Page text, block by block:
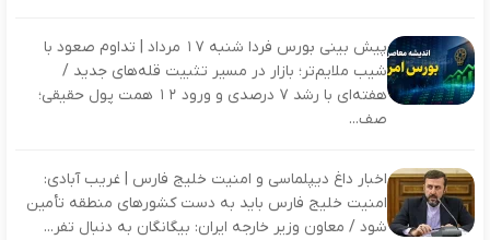
پیش‌ بینی بورس فردا شنبه ۱۷ مرداد | تداوم صعود با
شیب ملایم‌تر؛ بازار در مسیر تثبیت قله‌های جدید /
هفته‌ای با رشد ۷ درصدی و ورود ۱۲ همت پول حقیقی؛
صف‌...
اخبار داغ دیپلماسی و امنیت خلیج فارس | غریب آبادی:
امنیت خلیج فارس باید به دست کشورهای منطقه تأمین
شود / معاون وزیر خارجه ایران: بیگانگان به دنبال تفر...